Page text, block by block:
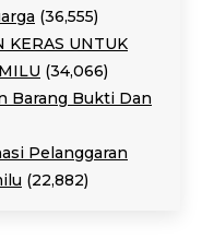
(36,555)
KERAS UNTUK
(34,066)
Barang Bukti Dan
Pelanggaran
(22,882)